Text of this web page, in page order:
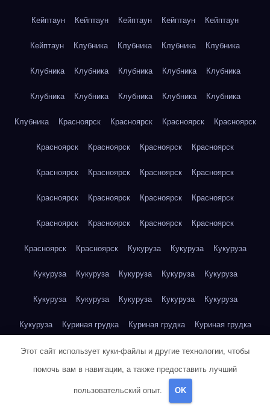
Кейптаун Кейптаун Кейптаун Кейптаун Кейптаун
Кейптаун Клубника Клубника Клубника Клубника
Клубника Клубника Клубника Клубника Клубника
Клубника Клубника Клубника Клубника Клубника
Клубника Красноярск Красноярск Красноярск Красноярск
Красноярск Красноярск Красноярск Красноярск
Красноярск Красноярск Красноярск Красноярск
Красноярск Красноярск Красноярск Красноярск
Красноярск Красноярск Красноярск Красноярск
Красноярск Красноярск Кукуруза Кукуруза Кукуруза
Кукуруза Кукуруза Кукуруза Кукуруза Кукуруза
Кукуруза Кукуруза Кукуруза Кукуруза Кукуруза
Кукуруза Куриная грудка Куриная грудка Куриная грудка
Куриная грудка Куриная грудка Куриная грудка
Куриная грудка Куриная грудка
Куриная грудка
Этот сайт использует куки-файлы и другие технологии, чтобы
помочь вам в навигации, а также предоставить лучший
пользовательский опыт. OK